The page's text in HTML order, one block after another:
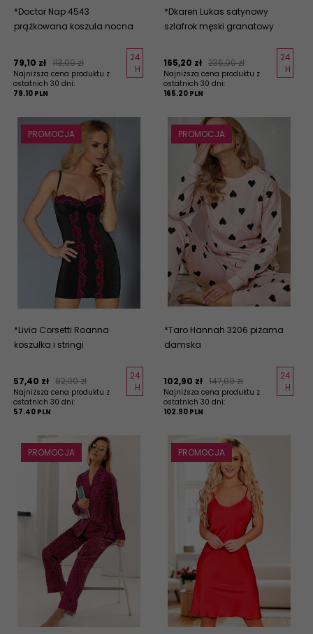
*Doctor Nap 4543
prążkowana koszula nocna
79,10 zł 113,00 zł
Najniższa cena produktu z
ostatnich 30 dni:
79.10 PLN
24
H
*Dkaren Lukas satynowy
szlafrok męski granatowy
165,20 zł 236,00 zł
Najniższa cena produktu z
ostatnich 30 dni:
165.20 PLN
24
H
PROMOCJA
*Livia Corsetti Roanna
koszulka i stringi
57,40 zł 82,00 zł
Najniższa cena produktu z
ostatnich 30 dni:
57.40 PLN
24
H
PROMOCJA
*Taro Hannah 3206 piżama
damska
102,90 zł 147,00 zł
Najniższa cena produktu z
ostatnich 30 dni:
102.90 PLN
24
H
PROMOCJA PROMOCJA